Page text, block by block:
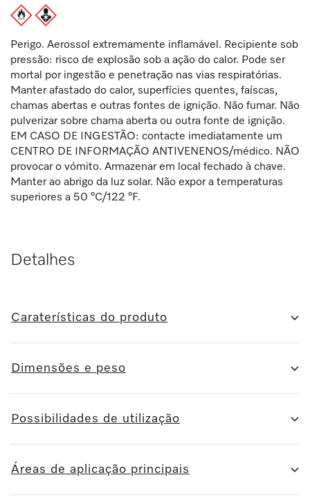
Perigo. Aerossol extremamente inflamável. Recipiente sob
pressão: risco de explosão sob a ação do calor. Pode ser
mortal por ingestão e penetração nas vias respiratórias.
Manter afastado do calor, superfícies quentes, faíscas,
chamas abertas e outras fontes de ignição. Não fumar. Não
pulverizar sobre chama aberta ou outra fonte de ignição.
EM CASO DE INGESTÃO: contacte imediatamente um
CENTRO DE INFORMAÇÃO ANTIVENENOS/médico. NÃO
provocar o vómito. Armazenar em local fechado à chave.
Manter ao abrigo da luz solar. Não expor a temperaturas
superiores a 50 °C/122 °F.
Detalhes
Caraterísticas do produto
Dimensões e peso
Possibilidades de utilização
Áreas de aplicação principais